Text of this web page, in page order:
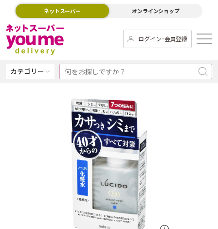
ネットスーパー オンラインショップ
ログイン･会員登録
カテゴリー